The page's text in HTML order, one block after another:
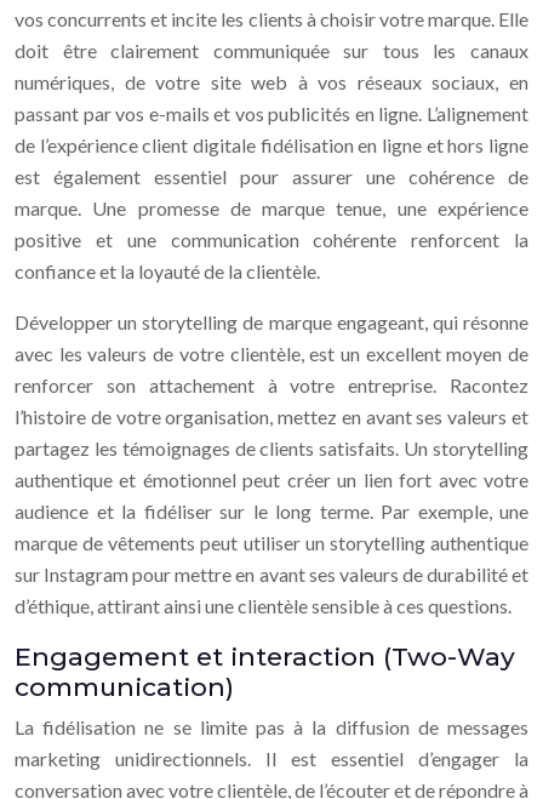
vos concurrents et incite les clients à choisir votre marque. Elle
doit être clairement communiquée sur tous les canaux
numériques, de votre site web à vos réseaux sociaux, en
passant par vos e-mails et vos publicités en ligne. L’alignement
de l’expérience client digitale fidélisation en ligne et hors ligne
est également essentiel pour assurer une cohérence de
marque. Une promesse de marque tenue, une expérience
positive et une communication cohérente renforcent la
confiance et la loyauté de la clientèle.
Développer un storytelling de marque engageant, qui résonne
avec les valeurs de votre clientèle, est un excellent moyen de
renforcer son attachement à votre entreprise. Racontez
l’histoire de votre organisation, mettez en avant ses valeurs et
partagez les témoignages de clients satisfaits. Un storytelling
authentique et émotionnel peut créer un lien fort avec votre
audience et la fidéliser sur le long terme. Par exemple, une
marque de vêtements peut utiliser un storytelling authentique
sur Instagram pour mettre en avant ses valeurs de durabilité et
d’éthique, attirant ainsi une clientèle sensible à ces questions.
Engagement et interaction (Two-Way
communication)
La fidélisation ne se limite pas à la diffusion de messages
marketing unidirectionnels. Il est essentiel d’engager la
conversation avec votre clientèle, de l’écouter et de répondre à